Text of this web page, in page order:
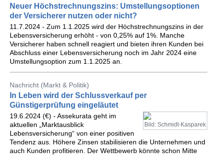
Neuer Höchstrechnungszins: Umstellungsoptionen
der Versicherer nutzen oder nicht?
11.7.2024 - Zum 1.1.2025 wird der Höchstrechnungszins in der
Lebensversicherung erhöht - von 0,25% auf 1%. Manche
Versicherer haben schnell reagiert und bieten ihren Kunden bei
Abschluss einer Lebensversicherung noch im Jahr 2024 eine
Umstellungsoption zum 1.1.2025 an.
Nachricht (Markt & Politik)
In Leben wird der Schlussverkauf per
Günstigerprüfung eingeläutet
Bild: Schmidt-Kasparek
19.6.2024 (€) - Assekurata geht im
aktuellen „Marktausblick
Lebensversicherung“ von einer positiven
Tendenz aus. Höhere Zinsen stabilisieren die Unternehmen und
auch Kunden profitieren. Der Wettbewerb könnte schon Mitte